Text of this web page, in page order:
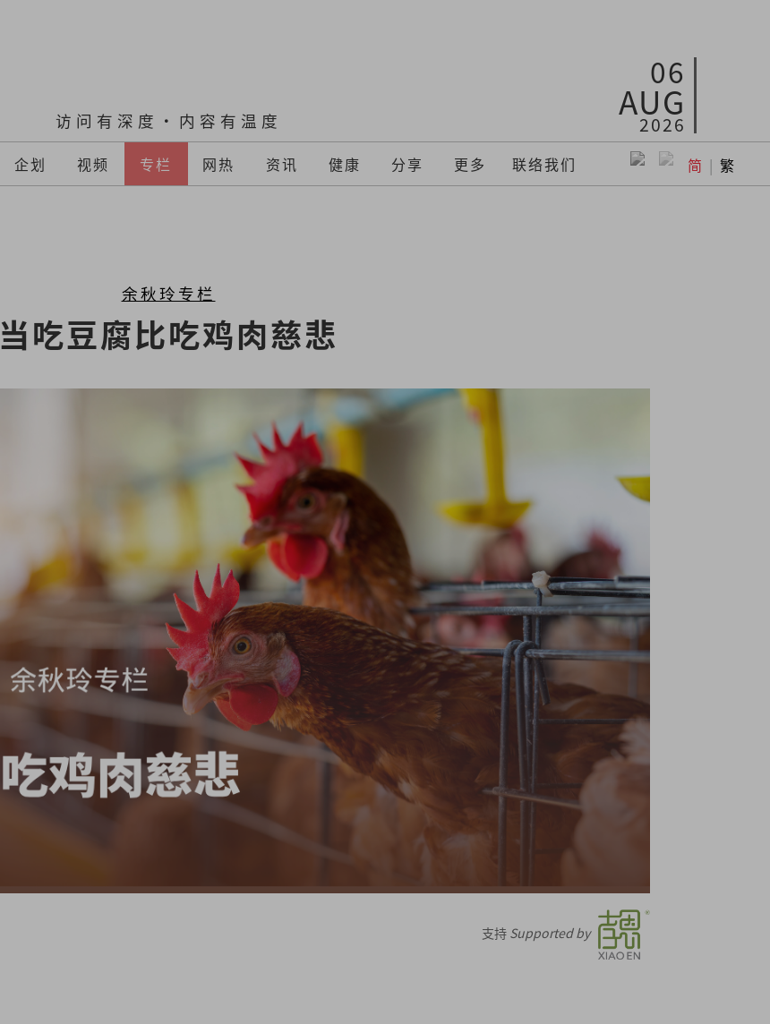
访问有深度·内容有温度
06
AUG
2026
企划 视频 专栏 网热 资讯 健康 分享 更多 联络我们 简 | 繁
余秋玲专栏
当吃豆腐比吃鸡肉慈悲
支持 Supported by